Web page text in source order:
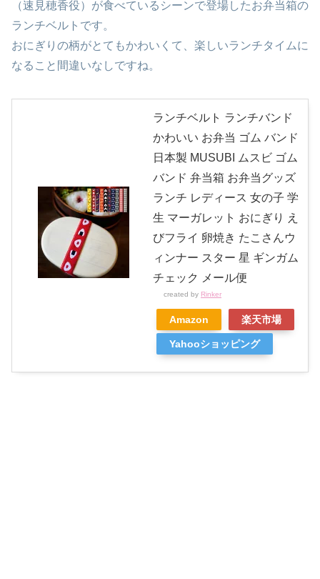
（速見穂香役）が食べているシーンで登場したお弁当箱の
ランチベルトです。
おにぎりの柄がとてもかわいくて、楽しいランチタイムに
なること間違いなしですね。
ランチベルト ランチバンド
かわいい お弁当 ゴム バンド
日本製 MUSUBI ムスビ ゴム
バンド 弁当箱 お弁当グッズ
ランチ レディース 女の子 学
生 マーガレット おにぎり え
びフライ 卵焼き たこさんウ
ィンナー スター 星 ギンガム
チェック メール便
created by Rinker
Amazon 楽天市場
Yahooショッピング